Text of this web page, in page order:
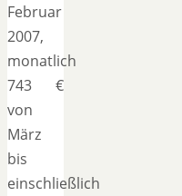
Februar
2007,
monatlich
743 €
von
März
bis
einschließlich